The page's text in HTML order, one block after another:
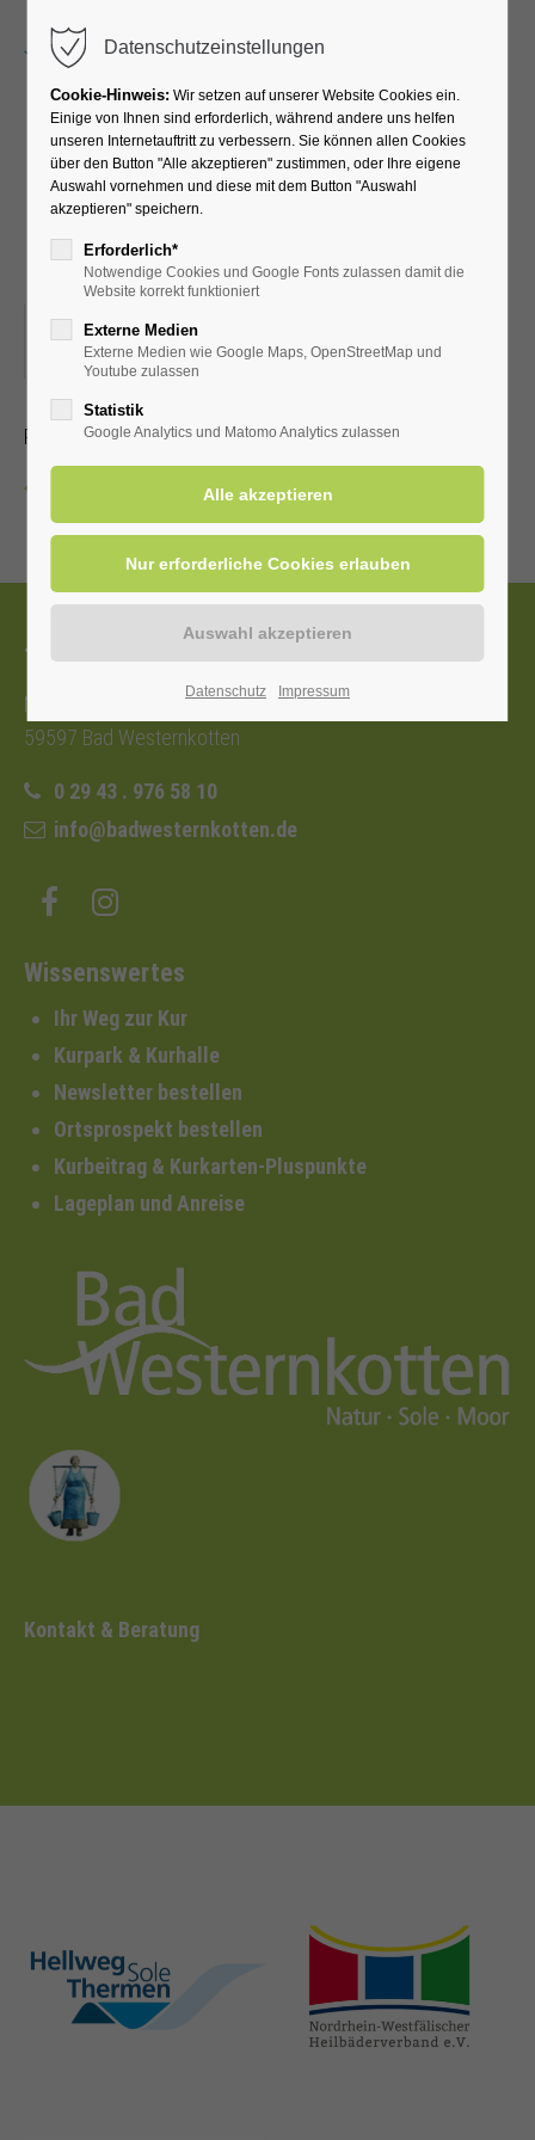
Gute Laune und Spaß
beim "Bingo" Nachmittag
mit Nicole
07.02.2026, 15:00
ORT: KURHALLE
Pro Teilnahme-Coupon 1,00 €
Tourist-Information
Nordstraße 2b
59597 Bad Westernkotten
0 29 43 . 976 58 10
info@badwesternkotten.de
Wissenswertes
Ihr Weg zur Kur
Kurpark & Kurhalle
Newsletter bestellen
Ortsprospekt bestellen
Kurbeitrag & Kurkarten-Pluspunkte
Lageplan und Anreise
Kontakt & Beratung
hellweg-sole-
thermen.de
heilbaeder.de
Datenschutzeinstellungen
Cookie-Hinweis: Wir setzen auf unserer Website Cookies ein.
Einige von Ihnen sind erforderlich, während andere uns helfen
unseren Internetauftritt zu verbessern. Sie können allen Cookies
über den Button "Alle akzeptieren" zustimmen, oder Ihre eigene
Auswahl vornehmen und diese mit dem Button "Auswahl
akzeptieren" speichern.
Erforderlich*
Notwendige Cookies und Google Fonts zulassen damit die
Website korrekt funktioniert
Externe Medien
Externe Medien wie Google Maps, OpenStreetMap und
Youtube zulassen
Statistik
Google Analytics und Matomo Analytics zulassen
Datenschutz Impressum